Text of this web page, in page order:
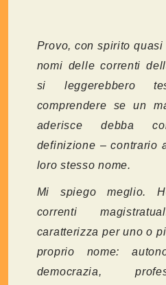
Provo, con spirito
nomi delle correnti
si leggerebbero
comprendere se un
aderisce debba
definizione – contrario
loro stesso nome.
Mi spiego meglio.
correnti
caratterizza per uno o
proprio nome:
democrazia,